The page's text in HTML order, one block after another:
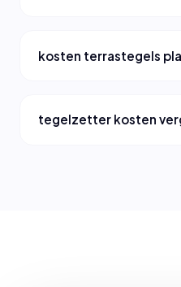
kosten terrastegels
tegelzetter kosten